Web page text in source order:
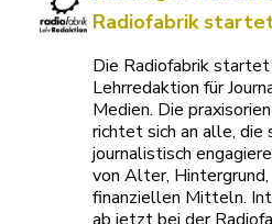
Die Radiofabrik
Lehrredaktion für
Medien. Die
richtet sich an alle, die
journalistisch
von Alter, Hintergrund,
finanziellen Mitteln.
ab jetzt bei der
bewerben,
September. Bis